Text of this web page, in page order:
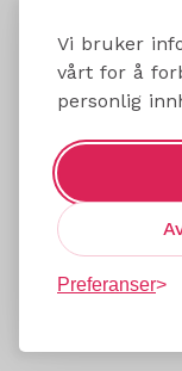
Vi bruker
vårt for å
personlig
Preferanser